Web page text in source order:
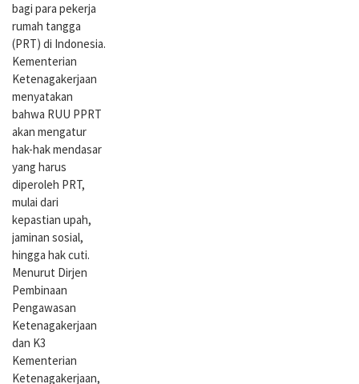
bagi para pekerja
rumah tangga
(PRT) di Indonesia.
Kementerian
Ketenagakerjaan
menyatakan
bahwa RUU PPRT
akan mengatur
hak-hak mendasar
yang harus
diperoleh PRT,
mulai dari
kepastian upah,
jaminan sosial,
hingga hak cuti.
Menurut Dirjen
Pembinaan
Pengawasan
Ketenagakerjaan
dan K3
Kementerian
Ketenagakerjaan,